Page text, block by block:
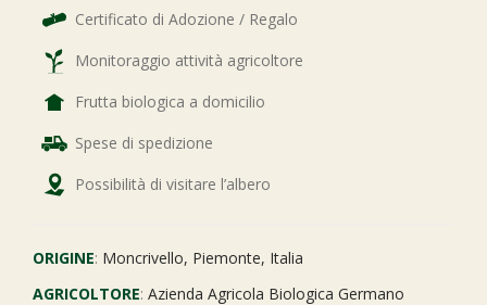
Certificato di Adozione / Regalo
Monitoraggio attività agricoltore
Frutta biologica a domicilio
Spese di spedizione
Possibilità di visitare l’albero
ORIGINE: Moncrivello, Piemonte, Italia
AGRICOLTORE: Azienda Agricola Biologica Germano